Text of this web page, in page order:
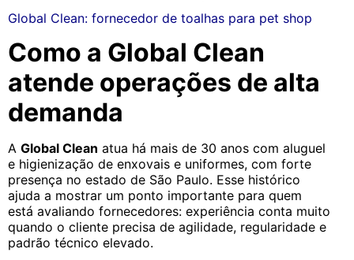
Global Clean: fornecedor de toalhas para pet shop
Como a Global Clean
atende operações de alta
demanda
A Global Clean atua há mais de 30 anos com aluguel
e higienização de enxovais e uniformes, com forte
presença no estado de São Paulo. Esse histórico
ajuda a mostrar um ponto importante para quem
está avaliando fornecedores: experiência conta muito
quando o cliente precisa de agilidade, regularidade e
padrão técnico elevado.